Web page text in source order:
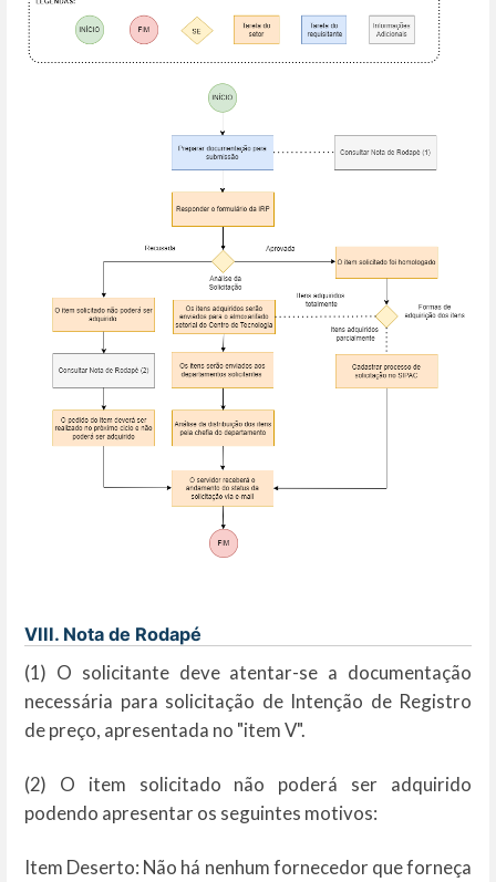
VIII. Nota de Rodapé
(1) O solicitante deve atentar-se a documentação
necessária para solicitação de Intenção de Registro
de preço, apresentada no "item V".
(2) O item solicitado não poderá ser adquirido
podendo apresentar os seguintes motivos:
Item Deserto: Não há nenhum fornecedor que forneça